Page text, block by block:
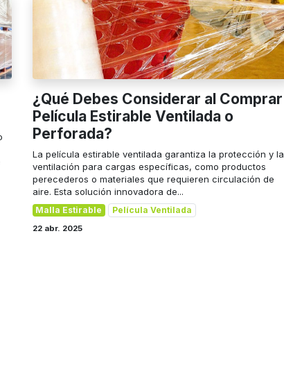
¿Qué Debes Considerar al Comprar
Película Estirable Ventilada o
Perforada?
La película estirable ventilada garantiza la protección y la
ventilación para cargas específicas, como productos
perecederos o materiales que requieren circulación de
aire. Esta solución innovadora de...
Malla Estirable Película Ventilada
22 abr. 2025